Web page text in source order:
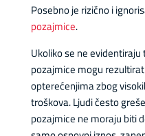
Posebno je rizično i
pozajmice.
Ukoliko se ne
pozajmice mogu
opterećenjima zbog
troškova. Ljudi često
pozajmice ne moraju biti